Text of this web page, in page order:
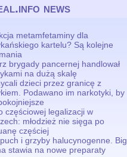
news
metamfetaminy dla
kartelu? Są kolejne
brygady pancernej handlował
na dużą skalę
dzieci przez granicę z
Podawano im narkotyki, by
częściowej legalizacji w
młodzież nie sięga po
częściej
i grzyby halucynogenne. Big
stawia na nowe preparaty